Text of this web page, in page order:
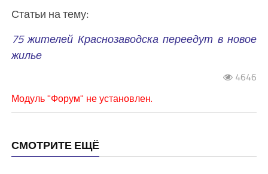
Статьи на тему:
75 жителей Краснозаводска переедут в новое
жилье
4646
Модуль "Форум" не установлен.
СМОТРИТЕ ЕЩЁ